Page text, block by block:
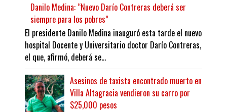
Danilo Medina: “Nuevo Darío Contreras deberá ser
siempre para los pobres”
El presidente Danilo Medina inauguró esta tarde el nuevo
hospital Docente y Universitario doctor Darío Contreras,
el que, afirmó, deberá se...
Asesinos de taxista encontrado muerto en
Villa Altagracia vendieron su carro por
$25,000 pesos